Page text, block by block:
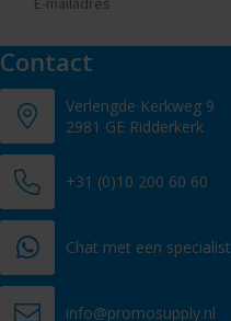
Contact
Verlengde Kerkweg 9
2981 GE Ridderkerk
+31 (0)10 200 60 60
Chat met een specialist
info@promosupply.nl